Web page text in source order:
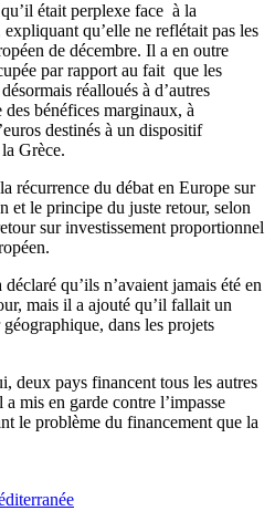
était perplexe face à la
qu’elle ne reflétait pas les
de décembre. Il a en outre
par rapport au fait que les
réalloués à d’autres
des bénéfices marginaux, à
destinés à un dispositif
Grèce.
récurrence du débat en Europe sur
et le principe du juste retour, selon
sur investissement proportionnel
qu’ils n’avaient jamais été en
mais il a ajouté qu’il fallait un
dans les projets
deux pays financent tous les autres
mis en garde contre l’impasse
le problème du financement que la